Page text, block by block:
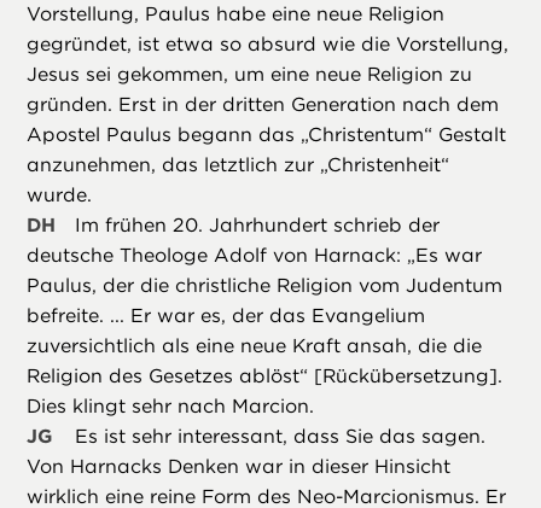
Vorstellung, Paulus habe eine neue Religion
gegründet, ist etwa so absurd wie die Vorstellung,
Jesus sei gekommen, um eine neue Religion zu
gründen. Erst in der dritten Generation nach dem
Apostel Paulus begann das „Christentum“ Gestalt
anzunehmen, das letztlich zur „Christenheit“
wurde.
DH
Im frühen 20. Jahrhundert schrieb der
deutsche Theologe Adolf von Harnack: „Es war
Paulus, der die christliche Religion vom Judentum
befreite. ... Er war es, der das Evangelium
zuversichtlich als eine neue Kraft ansah, die die
Religion des Gesetzes ablöst“ [Rückübersetzung].
Dies klingt sehr nach Marcion.
JG
Es ist sehr interessant, dass Sie das sagen.
Von Harnacks Denken war in dieser Hinsicht
wirklich eine reine Form des Neo-Marcionismus. Er